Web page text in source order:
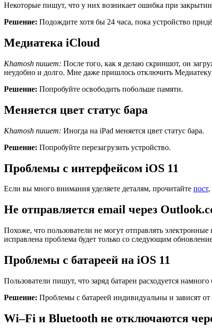
Некоторые пишут, что у них возникает ошибка при
Решение: Подождите хотя бы 24 часа, пока устройство
Медиатека iCloud
Khamosh пишет: После того, как я делаю скриншот, он
неудобно и долго. Мне даже пришлось отключить
Решение: Попробуйте освободить побольше памяти.
Меняется цвет статус бара
Khamosh пишет: Иногда на iPad меняется цвет статус бара.
Решение: Попробуйте перезагрузить устройство.
Проблемы с интерфейсом iOS 11
Если вы много внимания уделяете деталям, прочитайте пост,
Не отправляется email через Outlook.
Похоже, что пользователи не могут отправлять
исправлена проблема будет только со следующим
Проблемы с батареей на iOS 11
Пользователи пишут, что заряд батареи расходуется
Решение: Проблемы с батареей индивидуальны и зависят
Wi–Fi и Bluetooth не отключаются